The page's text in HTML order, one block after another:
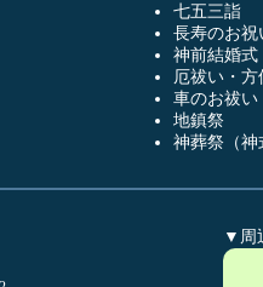
七五三詣
長寿のお祝
神前結婚式
厄祓い・方
車のお祓い
地鎮祭
神葬祭（神
▼周